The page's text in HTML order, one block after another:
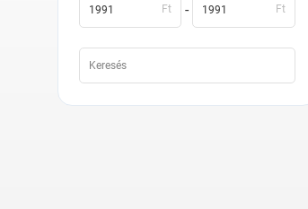
Ft - Ft